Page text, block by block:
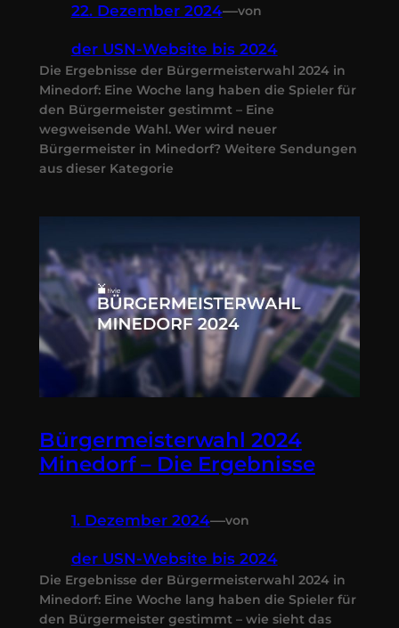
22. Dezember 2024—von
der USN-Website bis 2024
Die Ergebnisse der Bürgermeisterwahl 2024 in
Minedorf: Eine Woche lang haben die Spieler für
den Bürgermeister gestimmt – Eine
wegweisende Wahl. Wer wird neuer
Bürgermeister in Minedorf? Weitere Sendungen
aus dieser Kategorie
Bürgermeisterwahl 2024
Minedorf – Die Ergebnisse
1. Dezember 2024—von
der USN-Website bis 2024
Die Ergebnisse der Bürgermeisterwahl 2024 in
Minedorf: Eine Woche lang haben die Spieler für
den Bürgermeister gestimmt – wie sieht das